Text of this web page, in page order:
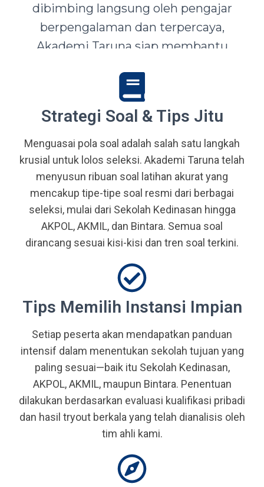
dibimbing langsung oleh pengajar
berpengalaman dan terpercaya,
Akademi Taruna siap membantu
mewujudkan impian menjadi Taruna,
Abdi Negara, serta prajurit terbaik
bangsa.
Strategi Soal & Tips Jitu
Menguasai pola soal adalah salah satu langkah
krusial untuk lolos seleksi. Akademi Taruna telah
menyusun ribuan soal latihan akurat yang
mencakup tipe-tipe soal resmi dari berbagai
seleksi, mulai dari Sekolah Kedinasan hingga
AKPOL, AKMIL, dan Bintara. Semua soal
dirancang sesuai kisi-kisi dan tren soal terkini.
Tips Memilih Instansi Impian
Setiap peserta akan mendapatkan panduan
intensif dalam menentukan sekolah tujuan yang
paling sesuai—baik itu Sekolah Kedinasan,
AKPOL, AKMIL, maupun Bintara. Penentuan
dilakukan berdasarkan evaluasi kualifikasi pribadi
dan hasil tryout berkala yang telah dianalisis oleh
tim ahli kami.